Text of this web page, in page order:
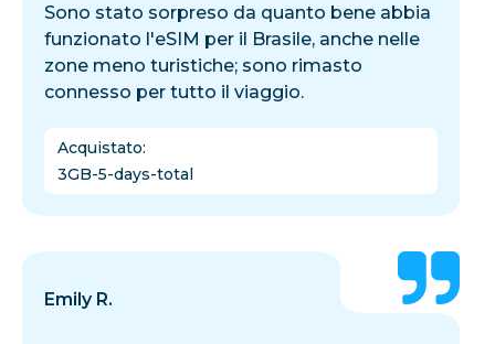
Sono stato sorpreso da quanto bene abbia
funzionato l'eSIM per il Brasile, anche nelle
zone meno turistiche; sono rimasto
connesso per tutto il viaggio.
Acquistato:
3GB-5-days-total
Emily R.